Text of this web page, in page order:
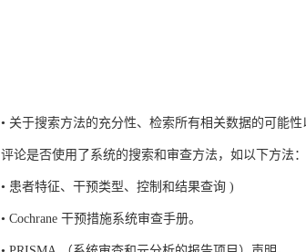
• 关于搜索方法的充分性、检索所有相关数据的可能
评论是否使用了系统的搜索和审查方法，如以下方法：
• 患者特征、干预类型、控制和结果查询 )
• Cochrane 干预措施系统审查手册。